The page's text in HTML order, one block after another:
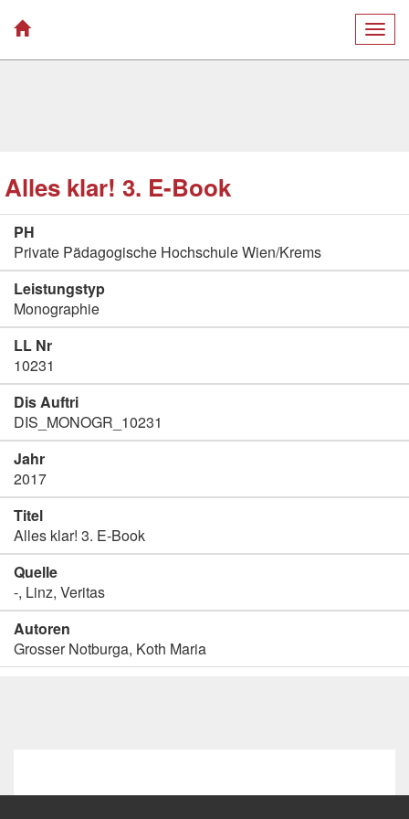
Alles klar! 3. E-Book
PH
Private Pädagogische Hochschule Wien/Krems
Leistungstyp
Monographie
LL Nr
10231
Dis Auftri
DIS_MONOGR_10231
Jahr
2017
Titel
Alles klar! 3. E-Book
Quelle
-, Linz, Veritas
Autoren
Grosser Notburga, Koth Maria